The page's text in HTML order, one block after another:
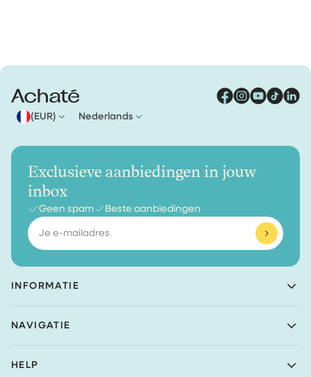
(EUR) Nederlands
INFORMATIE
Nieuwe Prinsenkade 3
4811VC Breda
The Netherlands
NAVIGATIE
Bundels
HELP
Exclusieve aanbiedingen in jouw
inbox
Geen spam Beste aanbiedingen
E-
mailadres